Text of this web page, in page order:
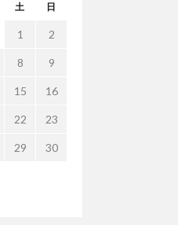
土 日
1 2
8 9
15 16
22 23
29 30